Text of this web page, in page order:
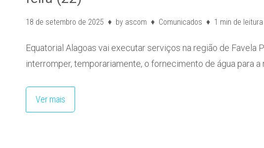
18 de setembro de 2025 by ascom Comunicados 1 min de leitura
Equatorial Alagoas vai executar serviços na região de Favela
interromper, temporariamente, o fornecimento de água para a
Ver mais